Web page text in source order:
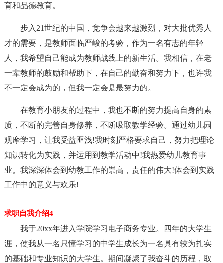
育和品德教育。
步入21世纪的中国，竞争会越来越激烈，对大批优秀人
才的需要，是教师面临严峻的考验，作为一名有志的年轻
人，我希望自己能成为教师战线上的新生活。我相信，在老
一辈教师的鼓励和帮助下，在自己的勤奋和努力下，也许我
不一定会成为的，但我一定会是最努力的。
在教育小朋友的过程中，我也不断的努力提高自身的素
质，不断的完善自身修养，不断吸取教学经验。通过幼儿园
观摩学习，让我受益匪浅!我时刻严格要求自己，努力把理论
知识转化为实践，并运用到教学活动中!我热爱幼儿教育事
业。我深深体会到幼教工作的崇高，责任的伟大!体会到实践
工作中的意义与欢乐!
求职自我介绍4
我于20xx年进入学院学习电子商务专业。四年的大学生
涯，使我从一名只懂学习的中学生成长为一名具有较为扎实
的基础和专业知识的大学生。期间凝聚了我奋斗的历程，取